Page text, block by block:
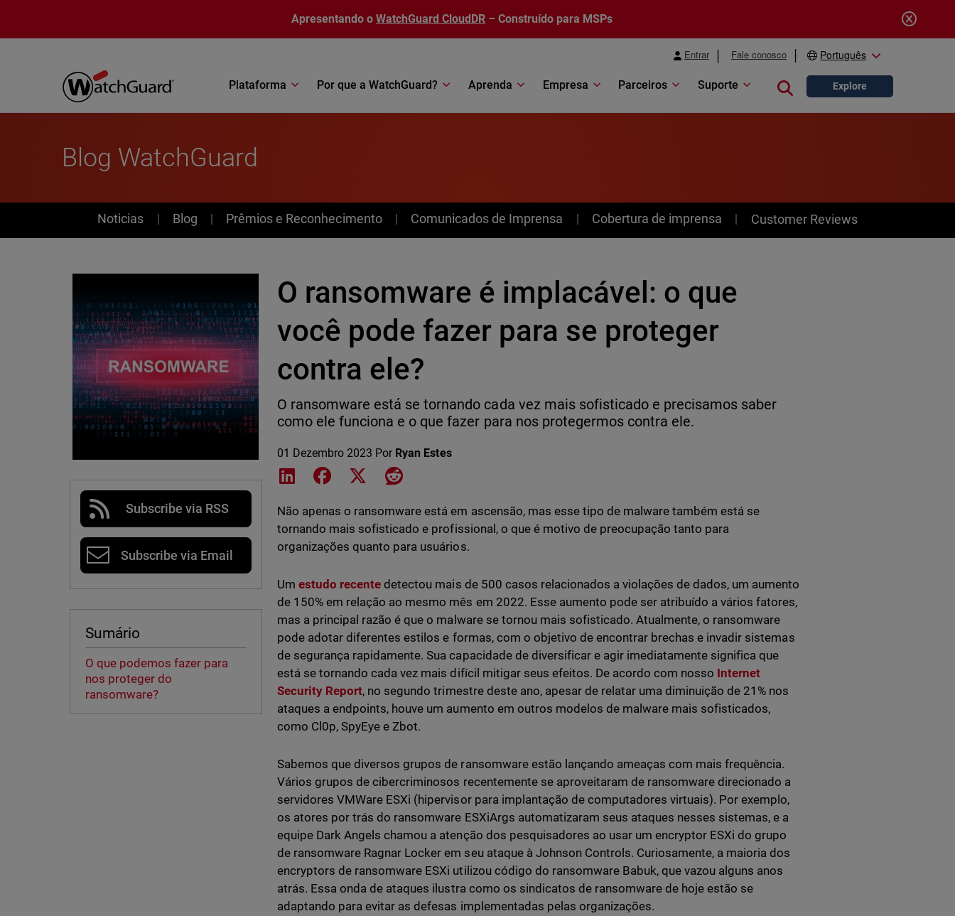
Apresentando o WatchGuard CloudDR – Construído para MSPs
Entrar Fale conosco Português
Plataforma Por que a WatchGuard? Aprenda Empresa Parceiros Suporte Close search
Explore
Blog WatchGuard
News
Noticias Blog Prêmios e Reconhecimento Comunicados de Imprensa Cobertura de imprensa Customer Reviews
Subscribe via RSS
Subscribe via Email
Sumário
O que podemos fazer para
nos proteger do
ransomware?
O ransomware é implacável: o que
você pode fazer para se proteger
contra ele?
O ransomware está se tornando cada vez mais sofisticado e precisamos saber
como ele funciona e o que fazer para nos protegermos contra ele.
01 Dezembro 2023 Por Ryan Estes
Share on LinkedIn
Share on Facebook
Share on XShare on Reddit
Não apenas o ransomware está em ascensão, mas esse tipo de malware também está se
tornando mais sofisticado e profissional, o que é motivo de preocupação tanto para
organizações quanto para usuários.
Um estudo recente detectou mais de 500 casos relacionados a violações de dados, um aumento
de 150% em relação ao mesmo mês em 2022. Esse aumento pode ser atribuído a vários fatores,
mas a principal razão é que o malware se tornou mais sofisticado. Atualmente, o ransomware
pode adotar diferentes estilos e formas, com o objetivo de encontrar brechas e invadir sistemas
de segurança rapidamente. Sua capacidade de diversificar e agir imediatamente significa que
está se tornando cada vez mais difícil mitigar seus efeitos. De acordo com nosso Internet
Security Report, no segundo trimestre deste ano, apesar de relatar uma diminuição de 21% nos
ataques a endpoints, houve um aumento em outros modelos de malware mais sofisticados,
como Cl0p, SpyEye e Zbot.
Sabemos que diversos grupos de ransomware estão lançando ameaças com mais frequência.
Vários grupos de cibercriminosos recentemente se aproveitaram de ransomware direcionado a
servidores VMWare ESXi (hipervisor para implantação de computadores virtuais). Por exemplo,
os atores por trás do ransomware ESXiArgs automatizaram seus ataques nesses sistemas, e a
equipe Dark Angels chamou a atenção dos pesquisadores ao usar um encryptor ESXi do grupo
de ransomware Ragnar Locker em seu ataque à Johnson Controls. Curiosamente, a maioria dos
encryptors de ransomware ESXi utilizou código do ransomware Babuk, que vazou alguns anos
atrás. Essa onda de ataques ilustra como os sindicatos de ransomware de hoje estão se
adaptando para evitar as defesas implementadas pelas organizações.